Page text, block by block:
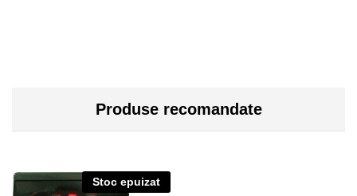
Produse recomandate
Stoc epuizat